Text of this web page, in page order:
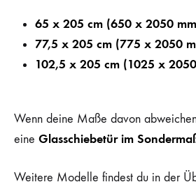
65 x 205 cm (650 x 2050
77,5 x 205 cm (775 x 2050
102,5 x 205 cm (1025 x
Wenn deine Maße davon
eine Glasschiebetür im
Weitere Modelle findest du in der